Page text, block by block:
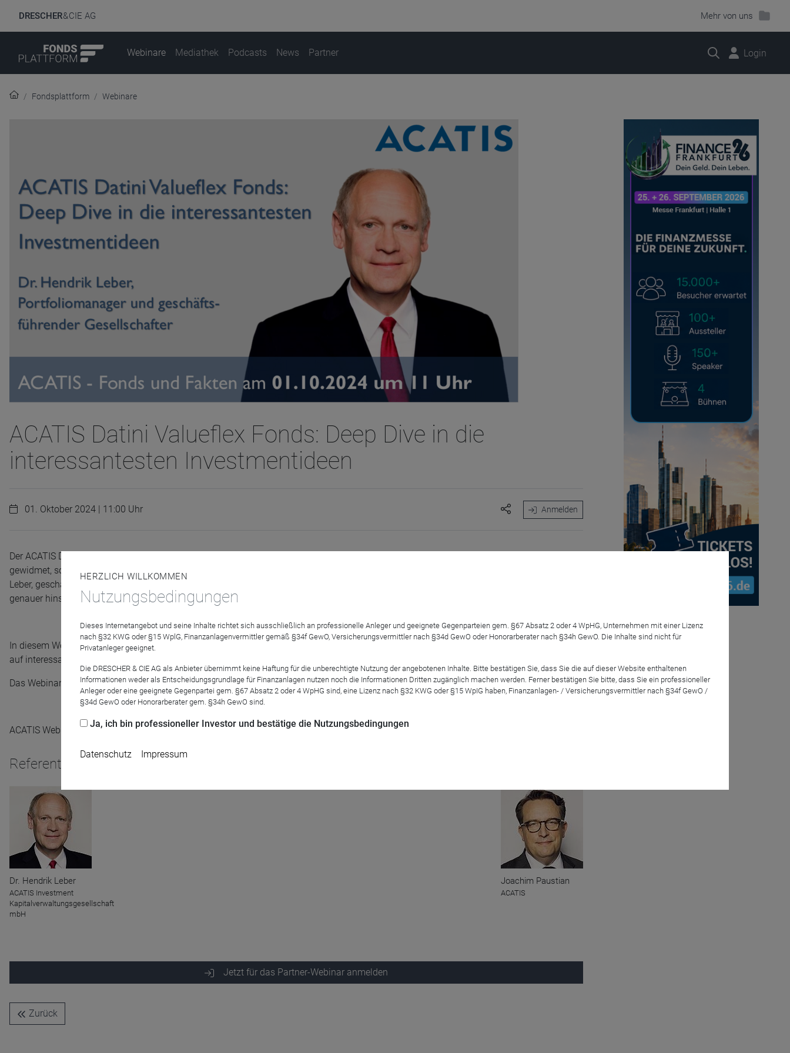
DRESCHER& CIE AG Mehr von uns
Suche Login
Webinare Mediathek Podcasts News Partner
Fondsplattform Webinare
ACATIS Datini Valueflex Fonds: Deep Dive in die
interessantesten Investmentideen
01. Oktober 2024 | 11:00 Uhr Anmelden
Der ACATIS Datini Valueflex Fonds ist in vielerlei Hinsicht ein besonderer Fonds. Als Multi-Asset Fonds ist er nicht der Risikominimierung
gewidmet, sondern sucht aktiv und ausschließlich nach Chancen. Das Portfolio bildet die spannendsten Investmentideen von Dr. Hendrik
Leber, geschäftsführender Gesellschafter von ACATIS Investment, ab. Manchmal ist das Investment offensichtlich, manchmal muss man
genauer hinsehen.
In diesem Webinar wollen wir intensiv auf einzelne Investments schauen und Ihnen aufzeigen, wo die Chancen liegen. Seien Sie gespannt
auf interessante Anlageideen wie etwa Bentley: Oder wüssten Sie was Bentley mit der Deutschen Bahn zu tun hat?
Das Webinar dauert ca. 45 Minuten. Danach steht Ihnen der Referent gerne für Fragen zur Verfügung.
ACATIS Webinare richten sich ausschließlich an professionelle Kunden.
Referenten
Dr. Hendrik Leber
ACATIS Investment
Kapitalverwaltungsgesellschaft
mbH
Joachim Paustian
ACATIS
Jetzt für das Partner-Webinar anmelden
Zurück
HERZLICH WILLKOMMEN
Nutzungsbedingungen
Dieses Internetangebot und seine Inhalte richtet sich ausschließlich an professionelle Anleger und geeignete Gegenparteien gem. §67 Absatz 2 oder 4 WpHG, Unternehmen mit einer Lizenz
nach §32 KWG oder §15 WplG, Finanzanlagenvermittler gemäß §34f GewO, Versicherungsvermittler nach §34d GewO oder Honorarberater nach §34h GewO. Die Inhalte sind nicht für
Privatanleger geeignet.
Die DRESCHER & CIE AG als Anbieter übernimmt keine Haftung für die unberechtigte Nutzung der angebotenen Inhalte. Bitte bestätigen Sie, dass Sie die auf dieser Website enthaltenen
Informationen weder als Entscheidungsgrundlage für Finanzanlagen nutzen noch die Informationen Dritten zugänglich machen werden. Ferner bestätigen Sie bitte, dass Sie ein professioneller
Anleger oder eine geeignete Gegenpartei gem. §67 Absatz 2 oder 4 WpHG sind, eine Lizenz nach §32 KWG oder §15 WpIG haben, Finanzanlagen- / Versicherungsvermittler nach §34f GewO /
§34d GewO oder Honorarberater gem. §34h GewO sind.
Ja, ich bin professioneller Investor und bestätige die Nutzungsbedingungen
Datenschutz Impressum
Anbieter